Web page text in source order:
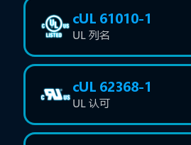
cUL 61010-1
UL 列名
cUL 62368-1
UL 认可